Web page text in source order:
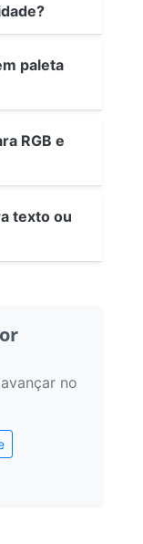
paleta
RGB e
texto ou
no